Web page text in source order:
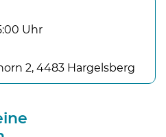
Uhr
2, 4483 Hargelsberg